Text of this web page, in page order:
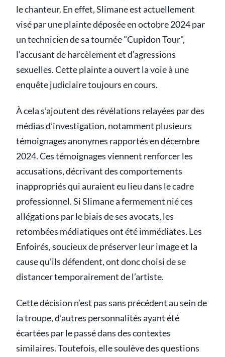
le chanteur. En effet, Slimane est actuellement
visé par une plainte déposée en octobre 2024 par
un technicien de sa tournée "Cupidon Tour",
l’accusant de harcèlement et d’agressions
sexuelles. Cette plainte a ouvert la voie à une
enquête judiciaire toujours en cours.
À cela s’ajoutent des révélations relayées par des
médias d’investigation, notamment plusieurs
témoignages anonymes rapportés en décembre
2024. Ces témoignages viennent renforcer les
accusations, décrivant des comportements
inappropriés qui auraient eu lieu dans le cadre
professionnel. Si Slimane a fermement nié ces
allégations par le biais de ses avocats, les
retombées médiatiques ont été immédiates. Les
Enfoirés, soucieux de préserver leur image et la
cause qu’ils défendent, ont donc choisi de se
distancer temporairement de l’artiste.
Cette décision n’est pas sans précédent au sein de
la troupe, d’autres personnalités ayant été
écartées par le passé dans des contextes
similaires. Toutefois, elle soulève des questions